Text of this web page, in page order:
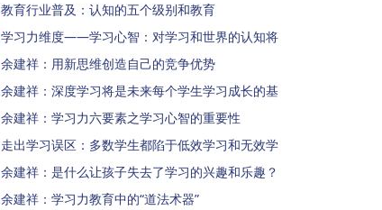
教育行业普及：认知的五个级别和教育
学习力维度——学习心智：对学习和世界的认知将
余建祥：用新思维创造自己的竞争优势
余建祥：深度学习将是未来每个学生学习成长的基
余建祥：学习力六要素之学习心智的重要性
走出学习误区：多数学生都陷于低效学习和无效学
余建祥：是什么让孩子失去了学习的兴趣和乐趣？
余建祥：学习力教育中的“道法术器”